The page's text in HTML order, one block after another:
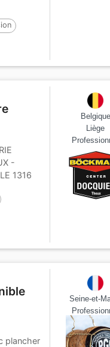
-
1316
Belgique
Liège
plancher
Seine-et-